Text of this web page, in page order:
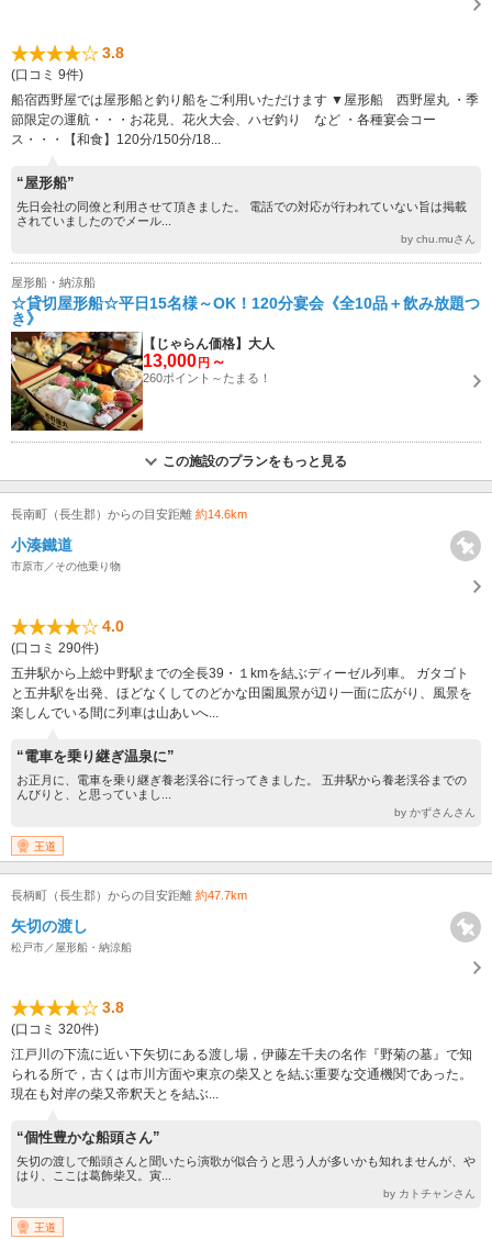
3.8
(口コミ 9件)
船宿西野屋では屋形船と釣り船をご利用いただけます ▼屋形船 西野屋丸 ・季
節限定の運航・・・お花見、花火大会、ハゼ釣り など ・各種宴会コー
ス・・・【和食】120分/150分/18...
“屋形船”
先日会社の同僚と利用させて頂きました。 電話での対応が行われていない旨は掲載
されていましたのでメール...
by chu.muさん
屋形船・納涼船
☆貸切屋形船☆平日15名様～OK！120分宴会《全10品＋飲み放題つ
き》
【じゃらん価格】大人
13,000 円 ～
260ポイント～たまる！
この施設のプランをもっと見る
長南町（長生郡）からの目安距離 約14.6km
小湊鐵道
市原市／その他乗り物
4.0
(口コミ 290件)
五井駅から上総中野駅までの全長39・１kmを結ぶディーゼル列車。 ガタゴト
と五井駅を出発、ほどなくしてのどかな田園風景が辺り一面に広がり、風景を
楽しんでいる間に列車は山あいへ...
“電車を乗り継ぎ温泉に”
お正月に、電車を乗り継ぎ養老渓谷に行ってきました。 五井駅から養老渓谷までの
んびりと、と思っていまし...
by かずさんさん
王道
長柄町（長生郡）からの目安距離 約47.7km
矢切の渡し
松戸市／屋形船・納涼船
3.8
(口コミ 320件)
江戸川の下流に近い下矢切にある渡し場，伊藤左千夫の名作『野菊の墓』で知
られる所で，古くは市川方面や東京の柴又とを結ぶ重要な交通機関であった。
現在も対岸の柴又帝釈天とを結ぶ...
“個性豊かな船頭さん”
矢切の渡しで船頭さんと聞いたら演歌が似合うと思う人が多いかも知れませんが、や
はり、ここは葛飾柴又。寅...
by カトチャンさん
王道